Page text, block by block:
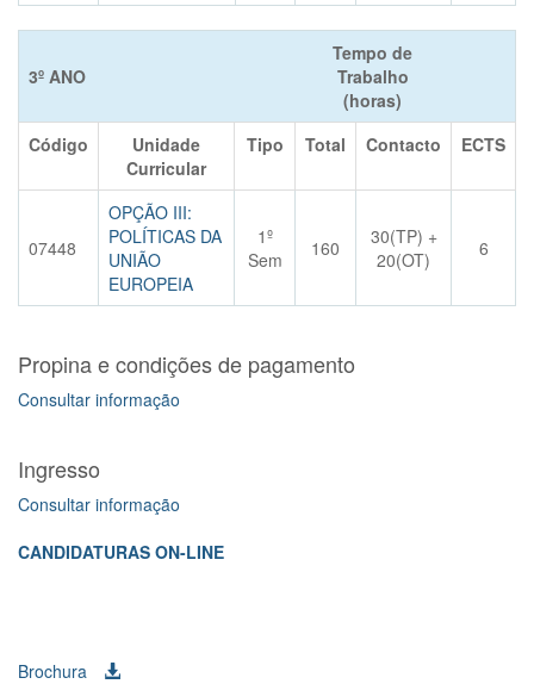
3º ANO
Tempo de
Trabalho
(horas)
Código
Unidade
Curricular
Tipo Total Contacto ECTS
07448
OPÇÃO III:
POLÍTICAS DA
UNIÃO
EUROPEIA
1º
Sem
160
30(TP) +
20(OT)
6
Propina e condições de pagamento
Consultar informação
Ingresso
Consultar informação
CANDIDATURAS ON-LINE
Brochura